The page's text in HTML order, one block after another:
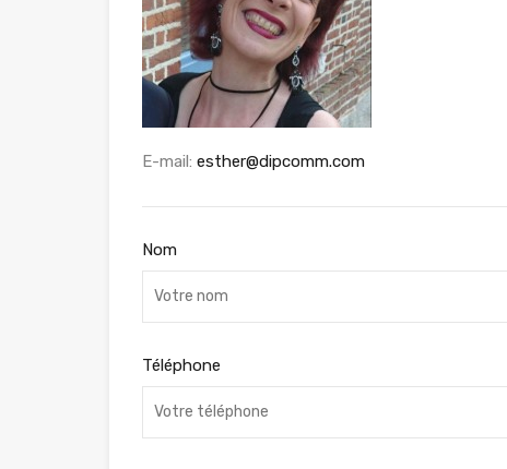
E-mail: esther@dipcomm.com
Nom
Téléphone